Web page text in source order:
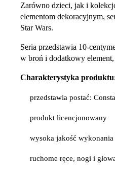
Zarówno dzieci, jak i
elementom dekoracyjnym,
Star Wars.
Seria przedstawia 10-
w broń i dodatkowy
Charakterystyka
przedstawia postać:
produkt licencjonowany
wysoka jakość
ruchome ręce, nogi i